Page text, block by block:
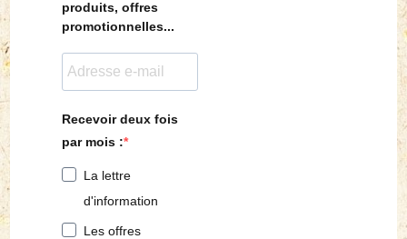
produits, offres
promotionnelles...
Recevoir deux fois
par mois :
La lettre
d'information
Les offres